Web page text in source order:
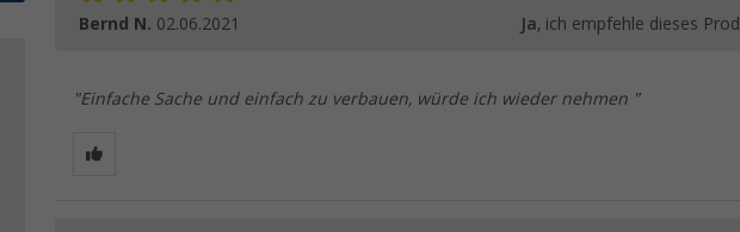
Bernd N. 02.06.2021 Ja, ich empfehle dieses
"Einfache Sache und einfach zu verbauen, würde ich wieder nehmen "